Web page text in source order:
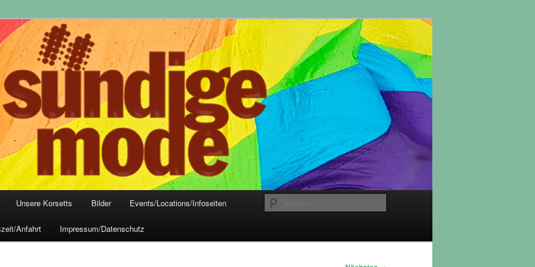
Frankfurt
Mode, Club- und Dark-Wear seit 2004
Unsere Korsetts Bilder Events/Locations/Infoseiten
Anfahrt Impressum/Datenschutz